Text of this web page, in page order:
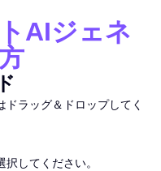
AIジェネ
ラッグ＆ドロップしてく
してください。